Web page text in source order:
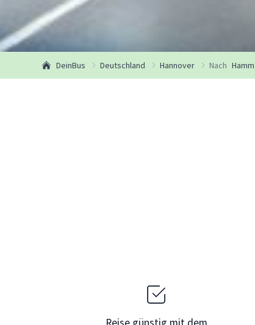
DeinBus Deutschland Hannover Nach Hamm